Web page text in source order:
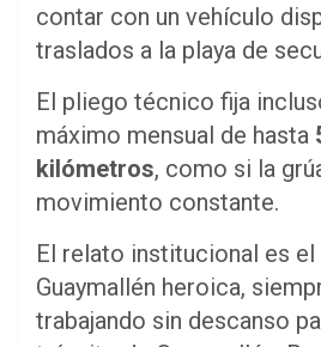
contar con un vehículo
traslados a la playa de
El pliego técnico fija
máximo mensual de hasta
kilómetros, como si la
movimiento constante.
El relato institucional es el
Guaymallén heroica,
trabajando sin descanso